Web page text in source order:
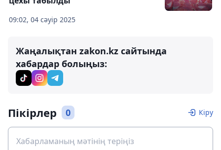
09:02, 04 сәуір 2025
Жаңалықтан zakon.kz сайтында
хабардар болыңыз:
Пікірлер 0 Кіру